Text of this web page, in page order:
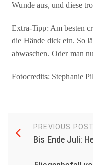
Wunde aus, und diese
Extra-Tipp: Am besten
die Hände dick ein. So
abwaschen. Oder man
Fotocredits: Stephanie
PREVIOUS POST
Bis Ende Juli: